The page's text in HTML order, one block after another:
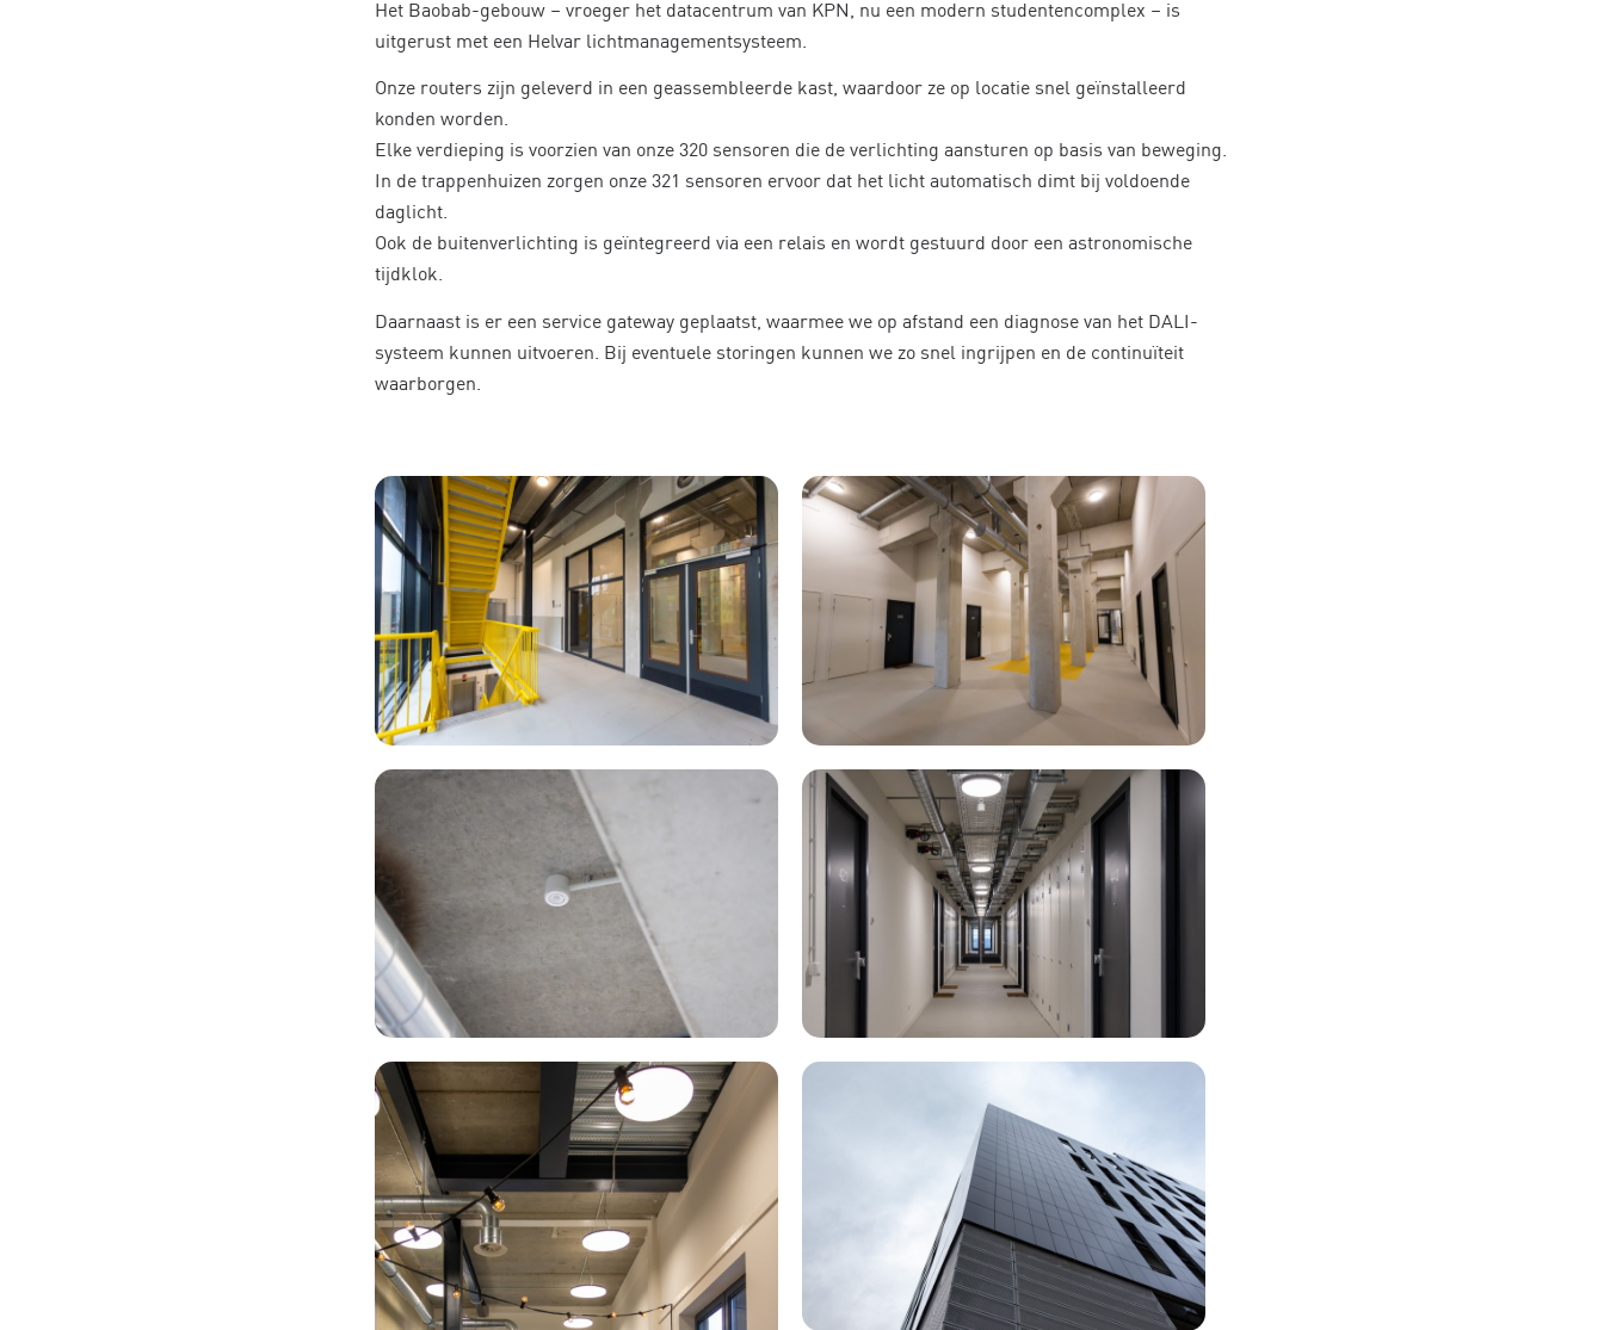
Het Baobab-gebouw – vroeger het datacentrum van KPN, nu een modern studentencomplex – is
uitgerust met een Helvar lichtmanagementsysteem.
Onze routers zijn geleverd in een geassembleerde kast, waardoor ze op locatie snel geïnstalleerd
konden worden.
Elke verdieping is voorzien van onze 320 sensoren die de verlichting aansturen op basis van beweging.
In de trappenhuizen zorgen onze 321 sensoren ervoor dat het licht automatisch dimt bij voldoende
daglicht.
Ook de buitenverlichting is geïntegreerd via een relais en wordt gestuurd door een astronomische
tijdklok.
Daarnaast is er een service gateway geplaatst, waarmee we op afstand een diagnose van het DALI-
systeem kunnen uitvoeren. Bij eventuele storingen kunnen we zo snel ingrijpen en de continuïteit
waarborgen.